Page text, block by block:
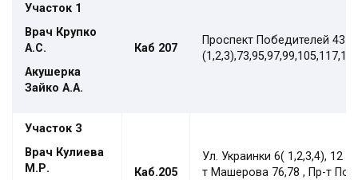
Участок 1
Врач Крупко
А.С.
Акушерка
Зайко А.А.
Каб 207
Проспект Победителей 43
Участок 3
Врач Кулиева
М.Р.
Каб.205
Ул. Украинки 6( 1,2,3,4), 12
т Машерова 76,78 , Пр-т